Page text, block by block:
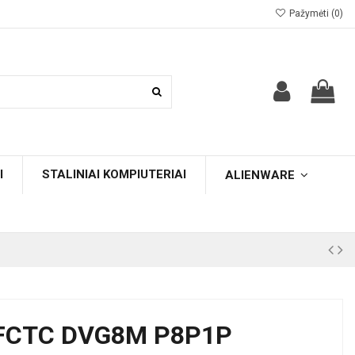
Pažymėti (0)
STALINIAI KOMPIUTERIAI ALIENWARE
DVG8M P8P1P